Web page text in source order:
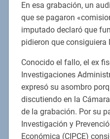
En esa grabación, un
que se pagaron
imputado declaró que
pidieron que
Conocido el fallo, el ex
Investigaciones
expresó su asombro
discutiendo en la
de la grabación. Por su
Investigación y
Económica (CIPCE)